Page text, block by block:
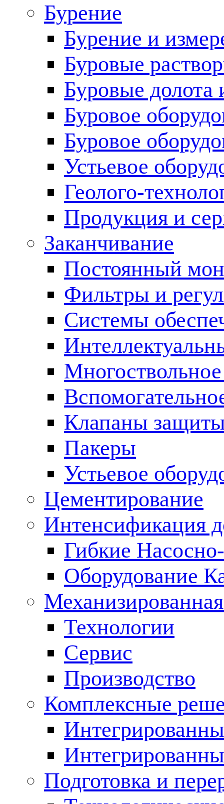
Бурение
Бурение и
Буровые
Буровые долота
Буровое
Буровое
Устьевое
Геолого-
Продукция и
Заканчивание
Постоянный
Фильтры и
Cистемы
Клапаны
Пакеры
Устьевое
Цементирование
Интенсификация
Гибкие
Оборудование
Технологии
Сервис
Производство
Комплексные
Подготовка и